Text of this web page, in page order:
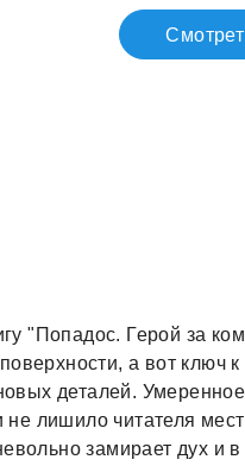
"Попадос. Герой за
а вот ключ к
деталей.
лишило читателя
замирает дух и в